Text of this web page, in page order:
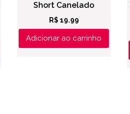
Short Canelado
R$ 19.99
Adicionar ao carrinho